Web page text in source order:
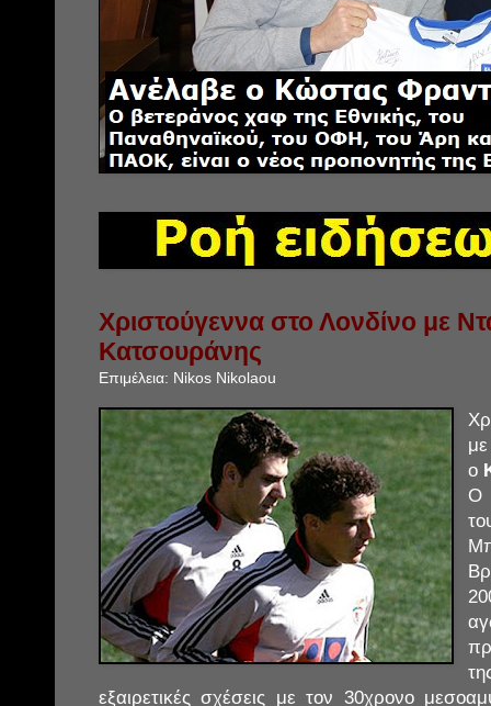
Χριστούγεννα στο Λονδίνο με
Κατσουράνης
Επιμέλεια: Nikos Nikolaou
ο
Ο
εξαιρετικές σχέσεις με τον 30χρονο